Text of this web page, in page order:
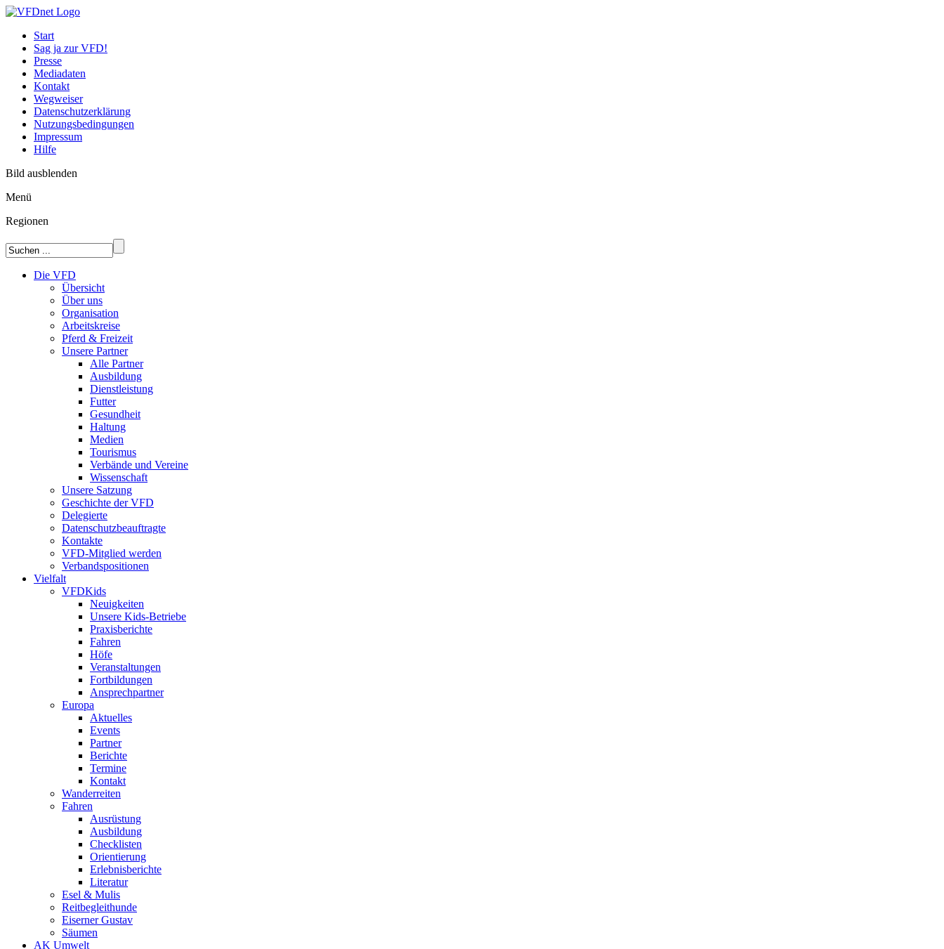
Start
Sag ja zur VFD!
Presse
Mediadaten
Kontakt
Wegweiser
Datenschutzerklärung
Nutzungsbedingungen
Impressum
Hilfe
Bild ausblenden
Menü
Regionen
Die VFD
Übersicht
Über uns
Organisation
Arbeitskreise
Pferd & Freizeit
Unsere Partner
Alle Partner
Ausbildung
Dienstleistung
Futter
Gesundheit
Haltung
Medien
Tourismus
Verbände und Vereine
Wissenschaft
Unsere Satzung
Geschichte der VFD
Delegierte
Datenschutzbeauftragte
Kontakte
VFD-Mitglied werden
Verbandspositionen
Vielfalt
VFDKids
Neuigkeiten
Unsere Kids-Betriebe
Praxisberichte
Fahren
Höfe
Veranstaltungen
Fortbildungen
Ansprechpartner
Europa
Aktuelles
Events
Partner
Berichte
Termine
Kontakt
Wanderreiten
Fahren
Ausrüstung
Ausbildung
Checklisten
Orientierung
Erlebnisberichte
Literatur
Esel & Mulis
Reitbegleithunde
Eiserner Gustav
Säumen
AK Umwelt